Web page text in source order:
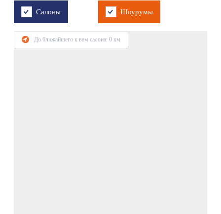
Салоны Шоурумы
До ближайшего к вам салона: 0 км